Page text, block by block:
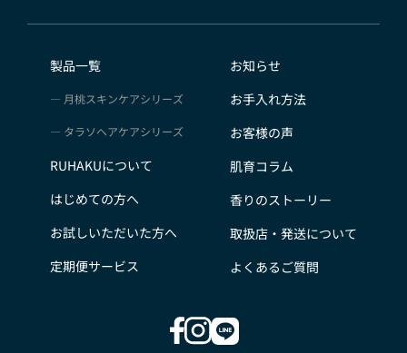
製品一覧
月桃スキンケアシリーズ
タラソヘアケアシリーズ
RUHAKUについて
はじめての方へ
お試しいただいた方へ
定期便サービス
お知らせ
お手入れ方法
お客様の声
肌育コラム
香りのストーリー
取扱店・発送について
よくあるご質問